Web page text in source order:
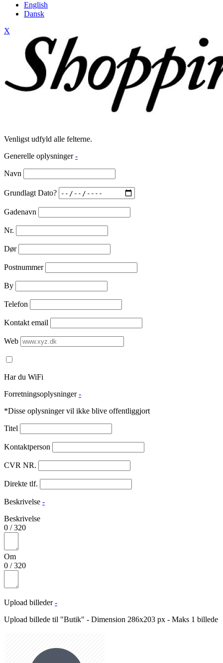
English
Dansk
X
Venligst udfyld alle felterne.
Generelle oplysninger -
Navn
Grundlagt Dato?
Gadenavn
Nr.
Dør
Postnummer
By
Telefon
Kontakt email
Web
Har du WiFi
Forretningsoplysninger -
*Disse oplysninger vil ikke blive offentliggjort
Titel
Kontaktperson
CVR NR.
Direkte tlf.
Beskrivelse -
Beskrivelse
0 /320
Om
0 /320
Upload billeder -
Upload billede til "Butik" - Dimension 286x203 px - Maks 1 billede